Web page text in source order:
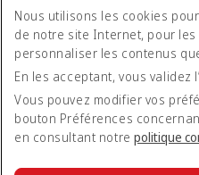
Déclaration d'accessibilité
Nous contacter
Politique de confidentialité
Conditions générales
Politique en matière de
Cyber-sécurité
Nous utilisons les cookies
de notre site Internet, pour
personnaliser les contenus
En les acceptant, vous validez
Vous pouvez modifier vos
bouton Préférences
en consultant notrepolitique